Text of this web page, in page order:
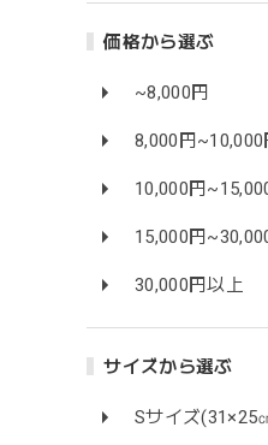
価格から選ぶ
~8,000円
8,000円~10,000
10,000円
15,000円
30,000円以上
サイズから選ぶ
Sサイズ(31×25